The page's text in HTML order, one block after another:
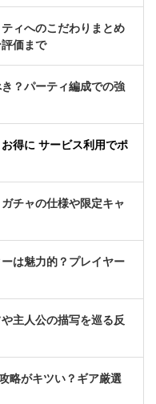
ィへのこだわりまとめ
価まで
？パーティ編成での強
得に サービス利用でポ
チャの仕様や限定キャ
は魅力的？プレイヤー
主人公の描写を巡る反
略がキツい？ギア厳選